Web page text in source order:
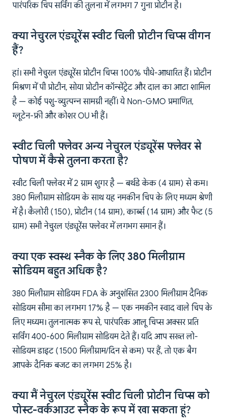
पारंपरिक चिप सर्विंग की तुलना में लगभग 7 गुना प्रोटीन है।
क्या नेचुरल एंड्यूरेंस स्वीट चिली प्रोटीन चिप्स वीगन
हैं?
हां। सभी नेचुरल एंड्यूरेंस प्रोटीन चिप्स 100% पौधे-आधारित हैं। प्रोटीन
मिश्रण में पी प्रोटीन, सोया प्रोटीन कॉन्सेंट्रेट और दाल का आटा शामिल
है — कोई पशु-व्युत्पन्न सामग्री नहीं। ये Non-GMO प्रमाणित,
ग्लूटेन-फ्री और कोशर OU भी हैं।
स्वीट चिली फ्लेवर अन्य नेचुरल एंड्यूरेंस फ्लेवर से
पोषण में कैसे तुलना करता है?
स्वीट चिली फ्लेवर में 2 ग्राम शुगर है — बर्थडे केक (4 ग्राम) से कम।
380 मिलीग्राम सोडियम के साथ यह नमकीन चिप के लिए मध्यम श्रेणी
में है। कैलोरी (150), प्रोटीन (14 ग्राम), कार्ब्स (14 ग्राम) और फैट (5
ग्राम) सभी नेचुरल एंड्यूरेंस फ्लेवर में लगभग समान हैं।
क्या एक स्वस्थ स्नैक के लिए 380 मिलीग्राम
सोडियम बहुत अधिक है?
380 मिलीग्राम सोडियम FDA के अनुशंसित 2300 मिलीग्राम दैनिक
सोडियम सीमा का लगभग 17% है — एक नमकीन स्वाद वाले चिप के
लिए मध्यम। तुलनात्मक रूप से, पारंपरिक आलू चिप्स अक्सर प्रति
सर्विंग 400-600 मिलीग्राम सोडियम देते हैं। यदि आप सख्त लो-
सोडियम डाइट (1500 मिलीग्राम/दिन से कम) पर हैं, तो एक बैग
आपके दैनिक बजट का लगभग 25% है।
क्या मैं नेचुरल एंड्यूरेंस स्वीट चिली प्रोटीन चिप्स को
पोस्ट-वर्कआउट स्नैक के रूप में खा सकता हूं?